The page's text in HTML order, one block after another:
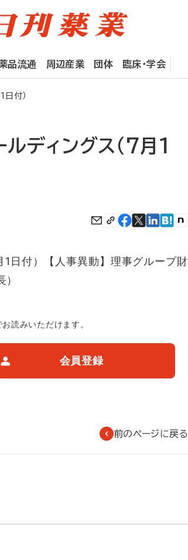
品流通 周辺産業 団体 臨床・学会
日付）
ルディングス（7月1
付）【人事異動】理事グループ財
読みいただけます。
会員登録
前のページに戻る